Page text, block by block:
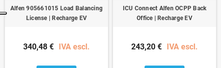
Alfen 905661015 Load Balancing
License | Recharge EV
340,48 € IVA escl.
ICU Connect Alfen OCPP Back
Office | Recharge EV
243,20 € IVA escl.